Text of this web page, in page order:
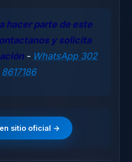
hacer parte de este
y solicita
- WhatsApp 302
8617186
en sitio oficial →